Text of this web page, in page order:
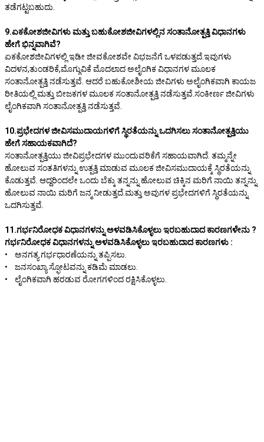
ತಡೆಗಟ್ಟಬಹುದು.
9.ಏಕಕೋಶಜೀವಿಗಳು ಮತ್ತು ಬಹುಕೋಶಜೀವಿಗಳಲ್ಲಿನ ಸಂತಾನೋತ್ಪತ್ತಿ ವಿಧಾನಗಳು
ಹೇಗೆ ಭಿನ್ನವಾಗಿವೆ?
ಏಕಕೋಶಜೀವಿಗಳಲ್ಲಿ ಇಡೀ ಜೀವಕೋಶವೇ ವಿಭಜನೆಗೆ ಒಳಪಡುತ್ತದೆ.ಇವುಗಳು
ವಿದಳನ,ತುಂಡರಿಕೆ,ಮೊಗ್ಗುವಿಕೆ ಮೊದಲಾದ ಅಲೈಂಗಿಕ ವಿಧಾನಗಳ ಮೂಲಕ
ಸಂತಾನೋತ್ಪತ್ತಿ ನಡೆಸುತ್ತವೆ. ಆದರೆ ಬಹುಕೋಶೀಯ ಜೀವಿಗಳು ಅಲೈಂಗಿಕವಾಗಿ ಕಾಯಜ
ರೀತಿಯಲ್ಲಿ ಮತ್ತು ಬೀಜಕಗಳ ಮೂಲಕ ಸಂತಾನೋತ್ಪತ್ತಿ ನಡೆಸುತ್ತವೆ.ಸಂಕೀರ್ಣ ಜೀವಿಗಳು
ಲೈಂಗಿಕವಾಗಿ ಸಂತಾನೋತ್ಪತ್ತಿ ನಡೆಸುತ್ತವೆ.
10.ಪ್ರಭೇದಗಳ ಜೀವಿಸಮುದಾಯಗಳಿಗೆ ಸ್ಥಿರತೆಯನ್ನು ಒದಗಿಸಲು ಸಂತಾನೋತ್ಪತ್ತಿಯು
ಹೇಗೆ ಸಹಾಯಕವಾಗಿದೆ?
ಸಂತಾನೋತ್ಪತ್ತಿಯು ಜೀವಿಪ್ರಭೇದಗಳ ಮುಂದುವರಿಕೆಗೆ ಸಹಾಯವಾಗಿದೆ. ತಮ್ಮನ್ನೇ
ಹೋಲುವ ಸಂತತಿಗಳನ್ನು ಉತ್ಪತ್ತಿ ಮಾಡುವ ಮೂಲಕ ಜೀವಿಸಮುದಾಯಕ್ಕೆ ಸ್ಥಿರತೆಯನ್ನು
ಕೊಡುತ್ತವೆ. ಆದ್ದರಿಂದಲೇ ಒಂದು ಬೆಕ್ಕು ತನ್ನನ್ನು ಹೋಲುವ ಚಿಕ್ಕಿನ ಮರಿಗೆ ನಾಯಿ ತನ್ನನ್ನು
ಹೋಲುವ ನಾಯಿ ಮರಿಗೆ ಜನ್ಮ ನೀಡುತ್ತದೆ.ಮತ್ತು ಅವುಗಳ ಪ್ರಭೇದಗಳಿಗೆ ಸ್ಥಿರತೆಯನ್ನು
ಒದಗಿಸುತ್ತವೆ.
11.ಗರ್ಭನಿರೋಧಕ ವಿಧಾನಗಳನ್ನು ಅಳವಡಿಸಿಕೊಳ್ಳಲು ಇರಬಹುದಾದ ಕಾರಣಗಳೇನು ?
ಗರ್ಭನಿರೋಧಕ ವಿಧಾನಗಳನ್ನು ಅಳವಡಿಸಿಕೊಳ್ಳಲು ಇರಬಹುದಾದ ಕಾರಣಗಳು :
• ಅನಗತ್ಯ ಗರ್ಭಧಾರಣೆಯನ್ನು ತಪ್ಪಿಸಲು.
• ಜನಸಂಖ್ಯಾ ಸ್ಫೋಟವನ್ನು ಕಡಿಮೆ ಮಾಡಲು.
• ಲೈಂಗಿಕವಾಗಿ ಹರಡುವ ರೋಗಗಳಿಂದ ರಕ್ಷಿಸಿಕೊಳ್ಳಲು.